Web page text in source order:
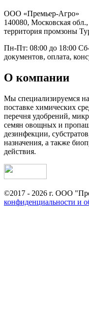
ООО «Премьер-Агро»
140080, Московская
территория промзоны
Пн-Пт: 08:00 до 18:00
документов, оплата,
О компании
Мы специализируемся
поставке химических
перечня удобрений,
семян овощных и
дезинфекции,
назначения, а также
действия.
©2017 - 2026 г. ООО
конфиденциальности и